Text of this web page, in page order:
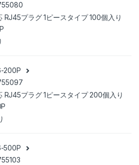
RJ45プラグ 1ピースタイプ 100個入り
200P
RJ45プラグ 1ピースタイプ 200個入り
500P